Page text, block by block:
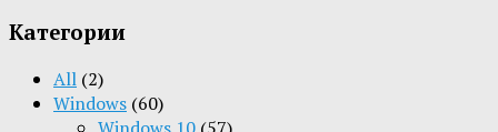
Категории
All (2)
Windows (60)
Windows 10 (57)